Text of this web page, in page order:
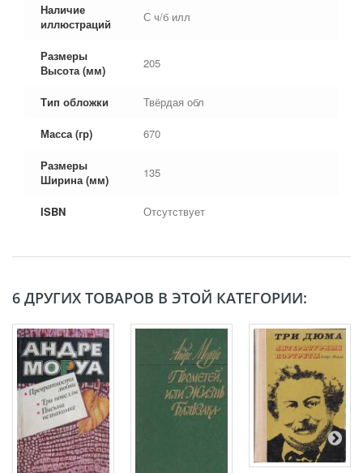
Наличие
иллюстраций
С ч/б илл
Размеры
Высота (мм)
205
Тип обложки Твёрдая обл
Масса (гр) 670
Размеры
Ширина (мм)
135
ISBN Отсутствует
6 ДРУГИХ ТОВАРОВ В ЭТОЙ КАТЕГОРИИ: